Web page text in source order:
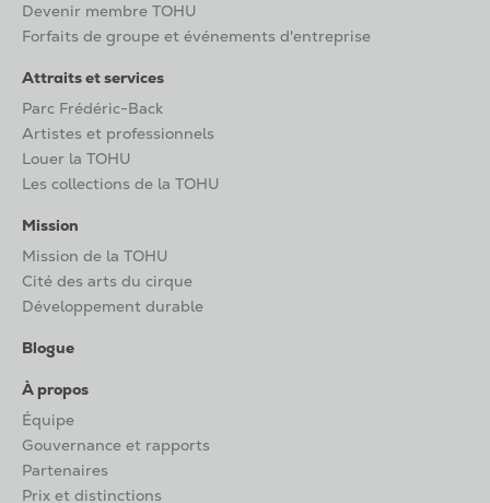
Devenir membre TOHU
Forfaits de groupe et événements d'entreprise
Attraits et services
Parc Frédéric-Back
Artistes et professionnels
Louer la TOHU
Les collections de la TOHU
Mission
Mission de la TOHU
Cité des arts du cirque
Développement durable
Blogue
À propos
Équipe
Gouvernance et rapports
Partenaires
Prix et distinctions